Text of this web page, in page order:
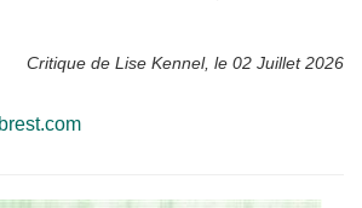
Critique de Lise Kennel, le 02 Juillet 2026